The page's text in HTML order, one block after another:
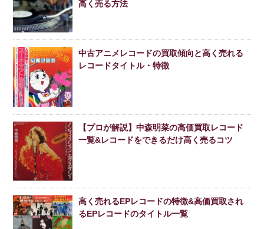
高く売る方法
中古アニメレコードの買取傾向と高く売れる
レコードタイトル・特徴
【プロが解説】中森明菜の高価買取レコード
一覧&レコードをできるだけ高く売るコツ
高く売れるEPレコードの特徴&高価買取され
るEPレコードのタイトル一覧